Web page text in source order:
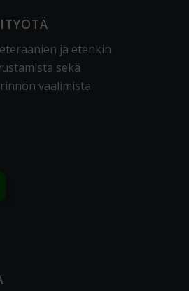
ja etenkin
sekä
vaalimista.